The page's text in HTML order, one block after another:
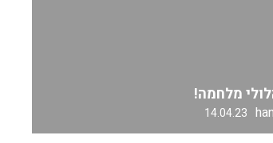
מלחמה!
14.04.23